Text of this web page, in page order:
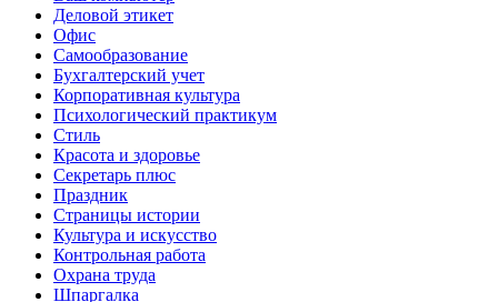
Деловой этикет
Офис
Самообразование
Бухгалтерский учет
Корпоративная культура
Психологический практикум
Стиль
Красота и здоровье
Секретарь плюс
Праздник
Страницы истории
Культура и искусство
Контрольная работа
Охрана труда
Шпаргалка